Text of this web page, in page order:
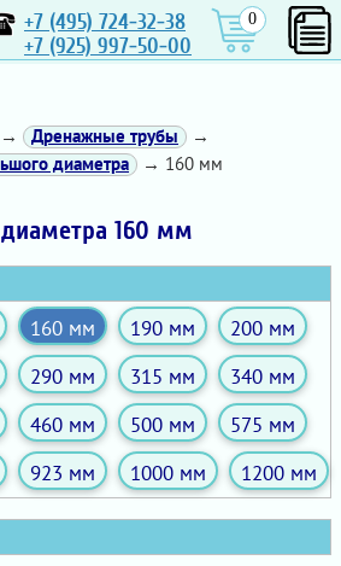
+7 (495) 724-32-38
+7 (925) 997-50-00
0
→ Дренажные трубы
→
диаметра
→ 160 мм
160 мм
160 мм 190 мм
200 мм
290 мм 315 мм
340 мм
460 мм 500 мм
575 мм
923 мм 1000 мм 1200 мм